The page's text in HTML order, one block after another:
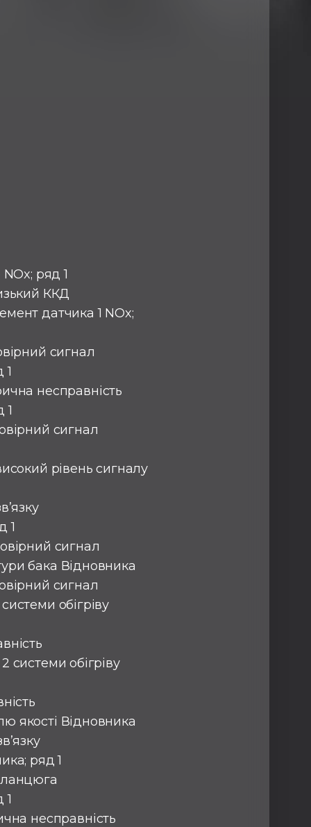
NOx; ряд 1
ККД
датчика 1 NOx;
сигнал
1
несправність
1
сигнал
рівень сигналу
1
сигнал
бака Відновника
сигнал
обігріву
системи обігріву
якості Відновника
ряд 1
1
несправність